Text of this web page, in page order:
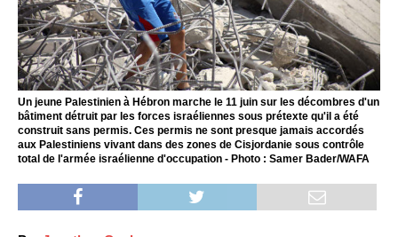
Un jeune Palestinien à Hébron marche le 11 juin sur les décombres d'un
bâtiment détruit par les forces israéliennes sous prétexte qu'il a été
construit sans permis. Ces permis ne sont presque jamais accordés
aux Palestiniens vivant dans des zones de Cisjordanie sous contrôle
total de l'armée israélienne d'occupation - Photo : Samer Bader/WAFA